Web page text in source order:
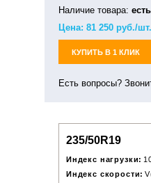
Наличие товара:
Цена: 81 250 руб./шт.
КУПИТЬ В 1 КЛИК
Есть вопросы?
235/50R19
Индекс нагрузки:
Индекс скорости: